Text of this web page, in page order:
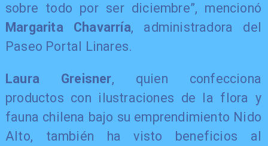
sobre todo por ser diciembre”, mencionó
Margarita Chavarría, administradora del
Paseo Portal Linares.
Laura Greisner, quien confecciona
productos con ilustraciones de la flora y
fauna chilena bajo su emprendimiento Nido
Alto, también ha visto beneficios al